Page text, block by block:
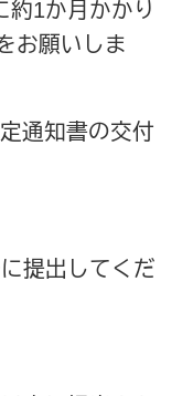
1か月かかり
お願いしま
通知書の交付
提出してくだ